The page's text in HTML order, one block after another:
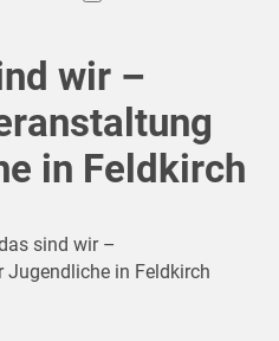
wir –
in Feldkirch
sind wir –
in Feldkirch